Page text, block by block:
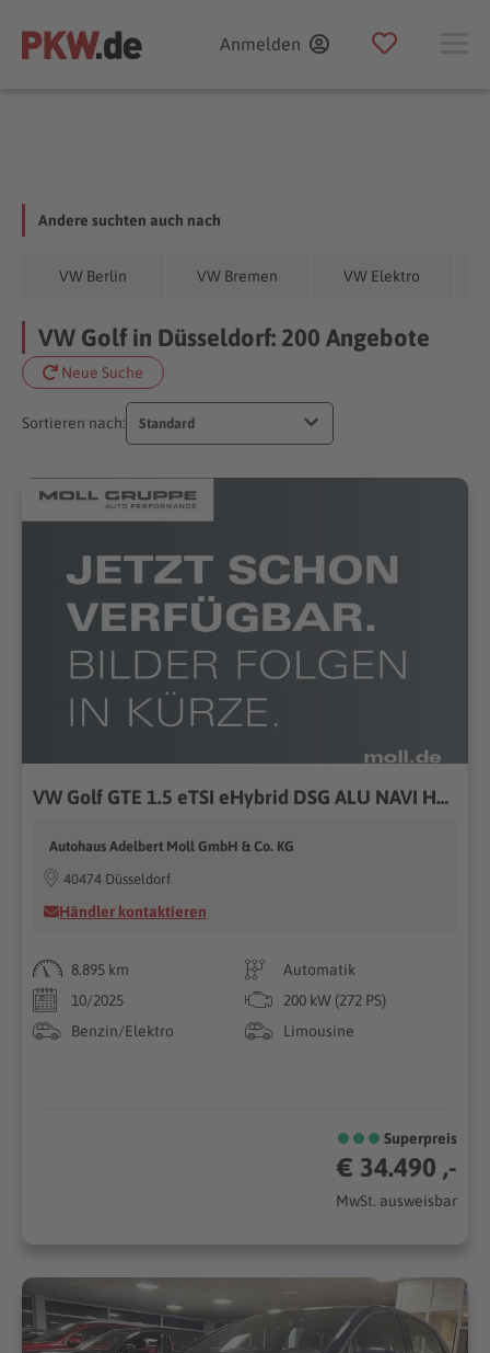
Anmelden
Andere suchten auch nach
VW Berlin VW Bremen VW Elektro
VW Golf in Düsseldorf: 200 Angebote
Neue Suche
Sortieren nach: Standard
VW Golf GTE 1.5 eTSI eHybrid DSG ALU NAVI HEADUP
Autohaus Adelbert Moll GmbH & Co. KG
40474 Düsseldorf
Händler kontaktieren
8.895 km
Automatik
10/2025
200 kW (272 PS)
Benzin/Elektro
Limousine
Superpreis
€ 34.490 ,-
MwSt. ausweisbar